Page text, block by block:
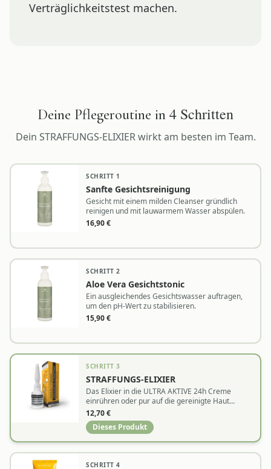
Verträglichkeitstest machen.
Deine Pflegeroutine in 4 Schritten
Dein STRAFFUNGS-ELIXIERwirkt am besten im Team.
SCHRITT 1
Sanfte Gesichtsreinigung
Gesicht mit einem milden Cleanser gründlich
reinigen und mit lauwarmem Wasser abspülen.
16,90€
SCHRITT 2
Aloe Vera Gesichtstonic
Ein ausgleichendes Gesichtswasser auftragen,
um den pH-Wert zu stabilisieren.
15,90€
SCHRITT 3
STRAFFUNGS-ELIXIER
Das Elixier in die ULTRA AKTIVE 24h Creme
einrühren oder pur auf die gereinigte Haut
auftragen und sanft einklopfen.
12,70€
Dieses Produkt
SCHRITT 4